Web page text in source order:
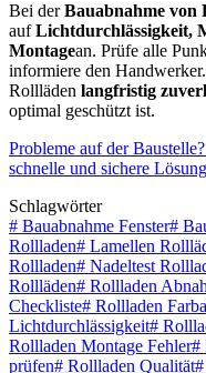
Bei derBauabnahme von
aufLichtdurchlässigkeit,
Montagean. Prüfe alle
informiere den
Rollläden langfristig
optimal geschützt ist.
Probleme auf der
schnelle und sichere
Schlagwörter
# Bauabnahme Fenster#
Rollladen# Lamellen
Rollladen# Nadeltest
Rollläden# Rollladen
Checkliste# Rollladen
Lichtdurchlässigkeit#
Rollladen Montage Fehler#
prüfen# Rollladen Qualität#